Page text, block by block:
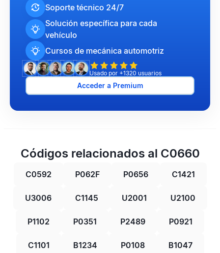
Soporte técnico 24/7
Solución específica para cada
vehículo
Cursos de mecánica automotriz
Usado por +1320 usuarios
Acceder a Premium
Códigos relacionados al C0660
C0592 P062F P0656 C1421
U3006 C1145 U2001 U2100
P1102 P0351 P2489 P0921
C1101 B1234 P0108 B1047